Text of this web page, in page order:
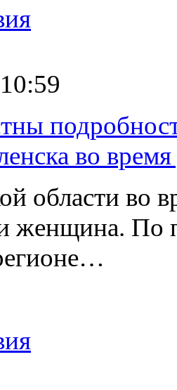
во время
области во
женщина. По